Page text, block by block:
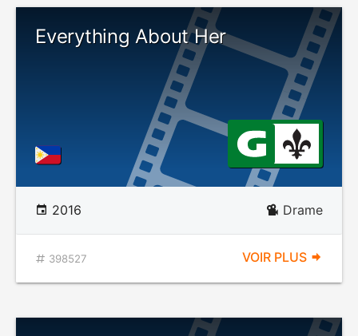
Everything About Her
2016 Drame
398527 VOIR PLUS